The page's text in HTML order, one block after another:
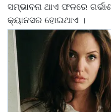
ସମ୍ଭାବନା ଥାଏ ଫଳରେ
କ୍ୟାନସର ହୋଇଥାଏ ।